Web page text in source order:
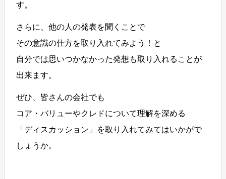
す。
さらに、他の人の発表を聞くことで
その意識の仕方を取り入れてみよう！と
自分では思いつかなかった発想も取り入れることが
出来ます。
ぜひ、皆さんの会社でも
コア・バリューやクレドについて理解を深める
「ディスカッション」を取り入れてみてはいかがで
しょうか。